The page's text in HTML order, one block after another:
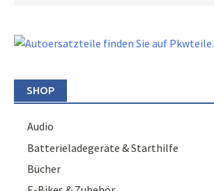
SHOP
Audio
Batterieladegeräte & Starthilfe
Bücher